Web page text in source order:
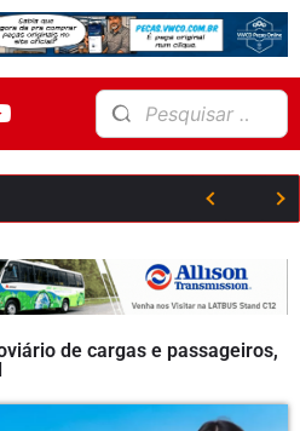
de cargas e passageiros,